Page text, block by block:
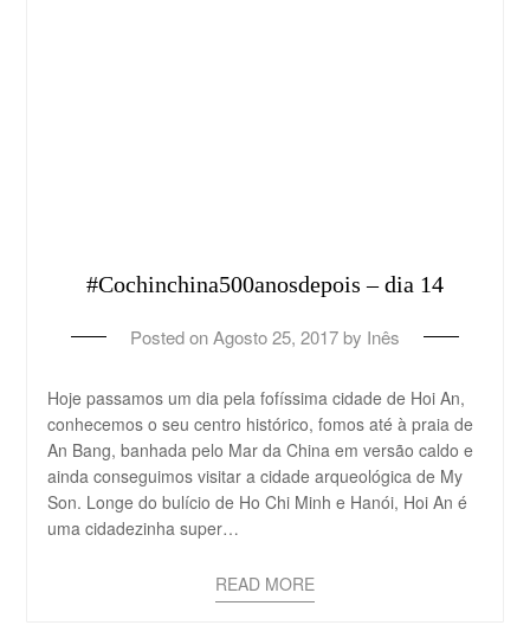
#Cochinchina500anosdepois – dia 14
Posted onAgosto 25, 2017 by Inês
Hoje passamos um dia pela fofíssima cidade de Hoi An,
conhecemos o seu centro histórico, fomos até à praia de
An Bang, banhada pelo Mar da China em versão caldo e
ainda conseguimos visitar a cidade arqueológica de My
Son. Longe do bulício de Ho Chi Minh e Hanói, Hoi An é
uma cidadezinha super…
READ MORE